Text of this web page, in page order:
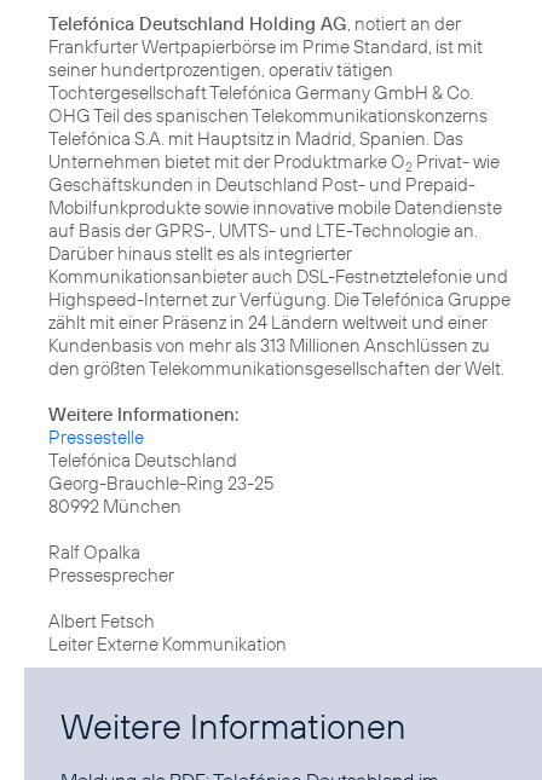
Telefónica Deutschland Holding AG, notiert an der
Frankfurter Wertpapierbörse im Prime Standard, ist mit
seiner hundertprozentigen, operativ tätigen
Tochtergesellschaft Telefónica Germany GmbH & Co.
OHG Teil des spanischen Telekommunikationskonzerns
Telefónica S.A. mit Hauptsitz in Madrid, Spanien. Das
Unternehmen bietet mit der Produktmarke O2 Privat- wie
Geschäftskunden in Deutschland Post- und Prepaid-
Mobilfunkprodukte sowie innovative mobile Datendienste
auf Basis der GPRS-, UMTS- und LTE-Technologie an.
Darüber hinaus stellt es als integrierter
Kommunikationsanbieter auch DSL-Festnetztelefonie und
Highspeed-Internet zur Verfügung. Die Telefónica Gruppe
zählt mit einer Präsenz in 24 Ländern weltweit und einer
Kundenbasis von mehr als 313 Millionen Anschlüssen zu
den größten Telekommunikationsgesellschaften der Welt.
Weitere Informationen:
Pressestelle
Telefónica Deutschland
Georg-Brauchle-Ring 23-25
80992 München
Ralf Opalka
Pressesprecher
Albert Fetsch
Leiter Externe Kommunikation
Weitere Informationen